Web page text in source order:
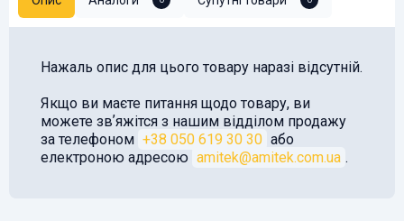
Нажаль опис для цього товару наразі відсутній.
Якщо ви маєте питання щодо товару, ви
можете звʼяжітся з нашим відділом продажу
за телефоном +38 050 619 30 30 або
електроною адресою amitek@amitek.com.ua .